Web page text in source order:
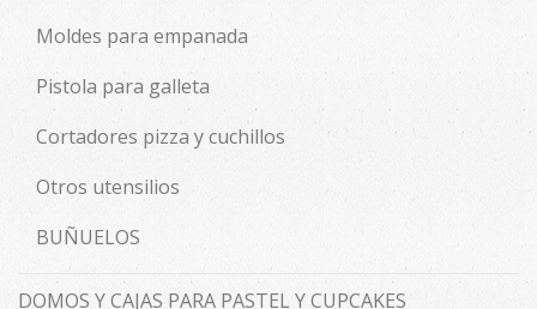
Moldes para empanada
Pistola para galleta
Cortadores pizza y cuchillos
Otros utensilios
BUÑUELOS
DOMOS Y CAJAS PARA PASTEL Y CUPCAKES